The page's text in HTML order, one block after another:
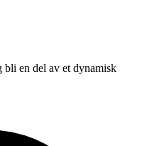
bli en del av et dynamisk